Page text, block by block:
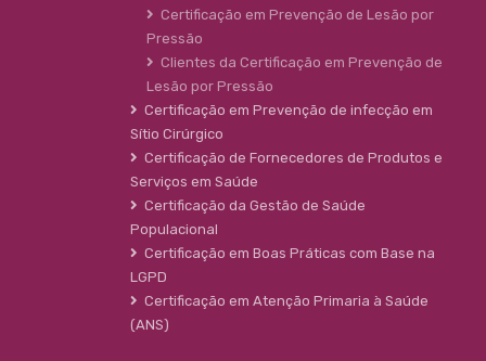
Certificação em Prevenção de Lesão por
Pressão
Clientes da Certificação em Prevenção de
Lesão por Pressão
Certificação em Prevenção de infecção em
Sítio Cirúrgico
Certificação de Fornecedores de Produtos e
Serviços em Saúde
Certificação da Gestão de Saúde
Populacional
Certificação em Boas Práticas com Base na
LGPD
Certificação em Atenção Primaria à Saúde
(ANS)